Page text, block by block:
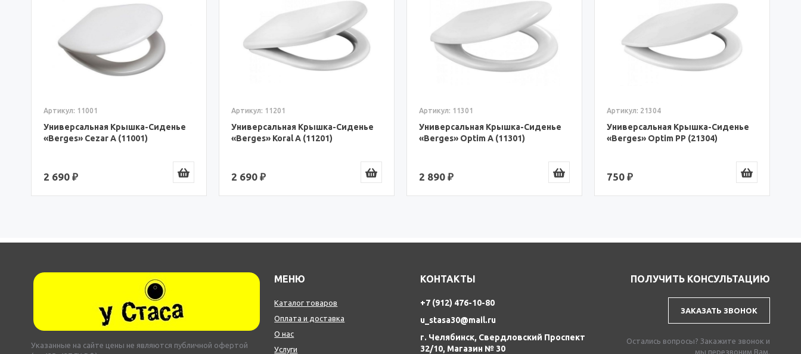
Артикул: 11201
Универсальная Крышка-Сиденье
«Berges» Koral A (11201)
2 690 ₽
Артикул: 11301
Универсальная Крышка-Сиденье
«Berges» Optim A (11301)
2 890 ₽
Артикул: 21304
Универсальная Крышка-Сиденье
«Berges» Optim PP (21304)
750 ₽
Артикул: 11303
Универсальная Крышка-Сиденье
«Berges» Optim SO Микролифт
Указанные на сайте цены не являются публичной офертой
МЕНЮ
Каталог товаров
Оплата и доставка
О нас
Услуги
КОНТАКТЫ
+7 (912) 476-10-80
u_stasa30@mail.ru
г. Челябинск, Свердловский Проспект
32/10, Магазин № 30
ПОЛУЧИТЬ КОНСУЛЬТАЦИЮ
ЗАКАЗАТЬ ЗВОНОК
Остались вопросы? Закажите звонок и
мы перезвоним Вам.